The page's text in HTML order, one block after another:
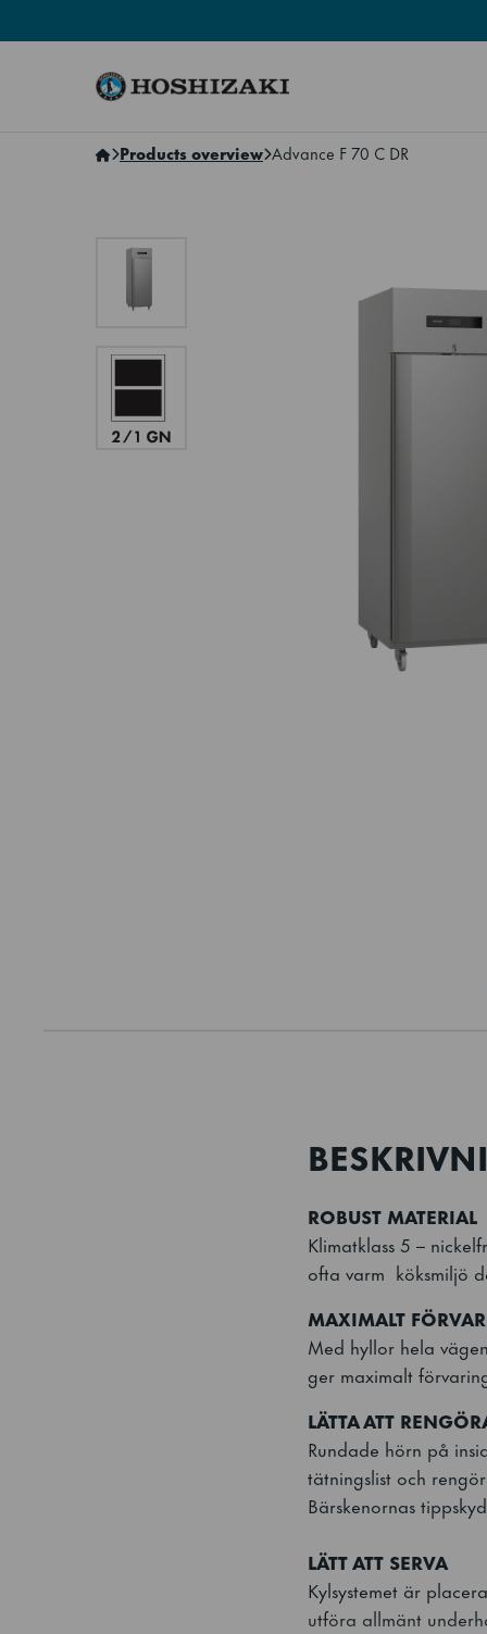
Products overview Advance F 70 C DR
ROBUST MATERIAL
Klimatklass 5 –
ofta varm köksmiljö
MAXIMALT
Med hyllor hela
ger maximalt
LÄTTA ATT
Rundade hörn på
tätningslist och
Bärskenornas
LÄTT ATT SERVA
Kylsystemet är
utföra allmänt